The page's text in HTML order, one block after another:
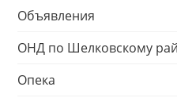
Объявления
ОНД по Шелковскому
Опека